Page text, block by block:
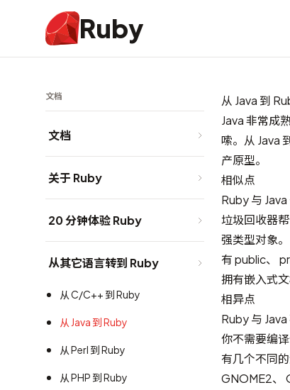
Ruby
文档
文档
关于 Ruby
20 分钟体验 Ruby
从其它语言转到 Ruby
从 C/C++ 到 Ruby
从 Java 到 Ruby
从 Perl 到 Ruby
从 PHP 到 Ruby
从 Java 到
Java 非常成
嗦。从 Java
产原型。
相似点
Ruby 与
垃圾回收器帮
强类型对象。
有 public、
拥有嵌入式
相异点
Ruby 与
你不需要编
有几个不同
GNOME2、